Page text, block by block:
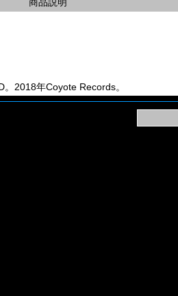
2018年Coyote Records。